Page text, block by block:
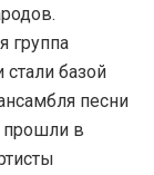
группа
базой
песни
прошли в